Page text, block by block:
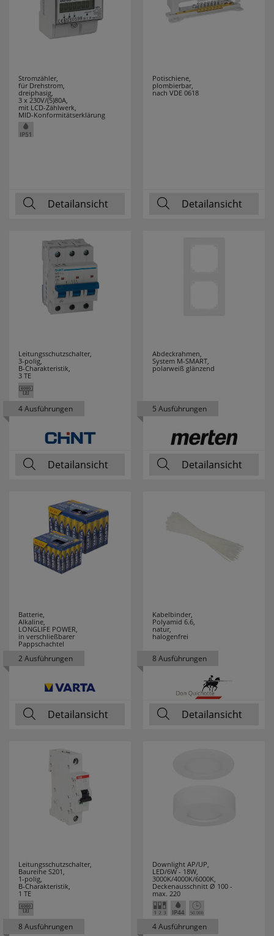
Stromzähler,
für Drehstrom,
dreiphasig,
3 x 230V/(5)80A,
mit LCD-Zählwerk,
MID-Konformitätserklärung
Detailansicht
Potischiene,
plombierbar,
nach VDE 0618
Detailansicht
Leitungsschutzschalter,
3-polig,
B-Charakteristik,
3 TE
4 Ausführungen
Detailansicht
Abdeckrahmen,
System M-SMART,
polarweiß glänzend
5 Ausführungen
Detailansicht
Batterie,
Alkaline,
LONGLIFE POWER,
in verschließbarer
Pappschachtel
2 Ausführungen
Detailansicht
Kabelbinder,
Polyamid 6.6,
natur,
halogenfrei
8 Ausführungen
Detailansicht
Leitungsschutzschalter,
Baureihe S201,
1-polig,
B-Charakteristik,
1 TE
8 Ausführungen
Downlight AP/UP,
LED/6W - 18W,
3000K/4000K/6000K,
Deckenausschnitt Ø 100 -
max. 220
4 Ausführungen